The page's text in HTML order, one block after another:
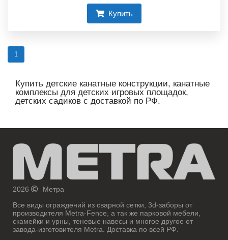
Купить
1
Купить детские канатные конструкции, канатные
комплексы для детских игровых площадок,
детских садиков с доставкой по РФ.
2026
Метра
Все виды ограждений из сварной сетки, 3d-заборы от
производителя Metra-Fence, а так же парковой мебели,
скамейки и урны, теневые навесы и многое другое от
завода-изготовителя Metra. Доставка по всей РФ.